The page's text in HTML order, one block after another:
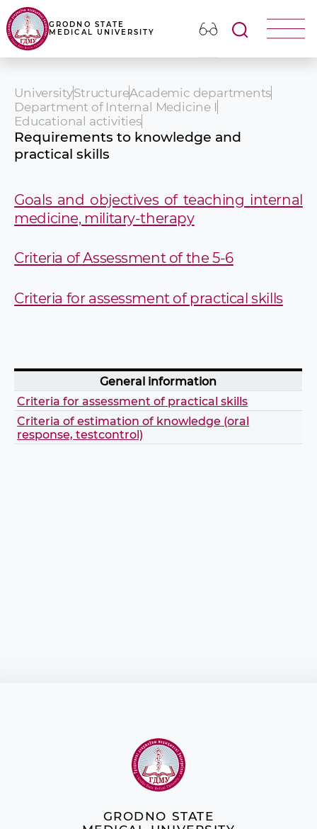
GRODNO STATE
MEDICAL UNIVERSITY
UniversityStructureAcademic departments
Department of Internal Medicine I
Educational activities
Requirements to knowledge and
practical skills
Goals and objectives of teaching internal
medicine, military-therapy
Criteria of Assessment of the 5-6
Criteria for assessment of practical skills
General information
Criteria for assessment of practical skills
Criteria of estimation of knowledge (oral
response, testcontrol)
GRODNO STATE